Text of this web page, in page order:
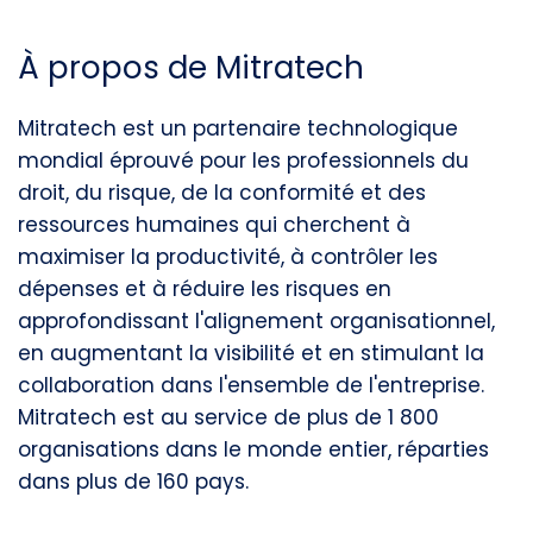
À propos de Mitratech
Mitratech est un partenaire technologique
mondial éprouvé pour les professionnels du
droit, du risque, de la conformité et des
ressources humaines qui cherchent à
maximiser la productivité, à contrôler les
dépenses et à réduire les risques en
approfondissant l'alignement organisationnel,
en augmentant la visibilité et en stimulant la
collaboration dans l'ensemble de l'entreprise.
Mitratech est au service de plus de 1 800
organisations dans le monde entier, réparties
dans plus de 160 pays.